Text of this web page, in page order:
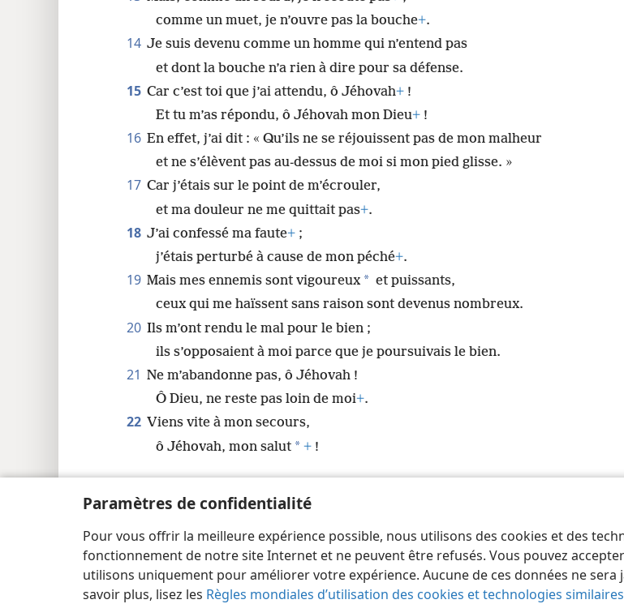
Paramètres de confidentialité
Pour vous offrir la meilleure expérience possible, nous utilisons des cookies et des
fonctionnement de notre site Internet et ne peuvent être refusés. Vous pouvez
utilisons uniquement pour améliorer votre expérience. Aucune de ces données ne
savoir plus, lisez les Règles mondiales d’utilisation des cookies et technologies similaires
comme un muet, je n’ouvre pas la bouche+.
14 Je suis devenu comme un homme qui n’entend pas
et dont la bouche n’a rien à dire pour sa défense.
15 Car c’est toi que j’ai attendu, ô Jéhovah+ !
Et tu m’as répondu, ô Jéhovah mon Dieu+ !
16 En effet, j’ai dit : « Qu’ils ne se réjouissent pas de mon malheur
et ne s’élèvent pas au-dessus de moi si mon pied glisse. »
17 Car j’étais sur le point de m’écrouler,
et ma douleur ne me quittait pas+.
18 J’ai confessé ma faute+ ;
j’étais perturbé à cause de mon péché+.
19 Mais mes ennemis sont vigoureux * et puissants,
ceux qui me haïssent sans raison sont devenus nombreux.
20 Ils m’ont rendu le mal pour le bien ;
ils s’opposaient à moi parce que je poursuivais le bien.
21 Ne m’abandonne pas, ô Jéhovah !
Ô Dieu, ne reste pas loin de moi+.
22 Viens vite à mon secours,
ô Jéhovah, mon salut * + !
Copyright© 2026 Watch Tower Bible and Tract Society of Pennsylvania Conditions d’utilisation Règles de